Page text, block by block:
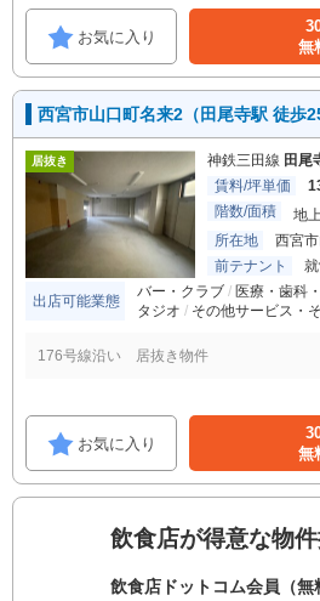
お気に入り
無
西宮市山口町名来2（田尾寺駅 徒歩
居抜き 神鉄三田線 田尾
賃料/坪単価
階数/面積
地
所在地
西宮
前テナント
出店可能業態
バー・クラブ 医療・歯科
タジオ
その他サービス・
176号線沿い 居抜き物件
お気に入り
無
飲食店が得意な物
飲食店ドットコム会員（無